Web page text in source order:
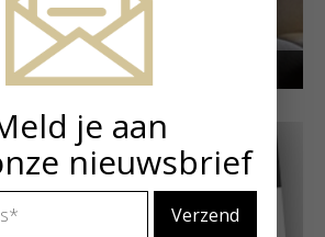
particulieren
je aan
nieuwsbrief
*